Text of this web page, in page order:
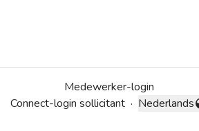
Medewerker-login
Connect-login sollicitant · Taal wijzigen
Nederlands